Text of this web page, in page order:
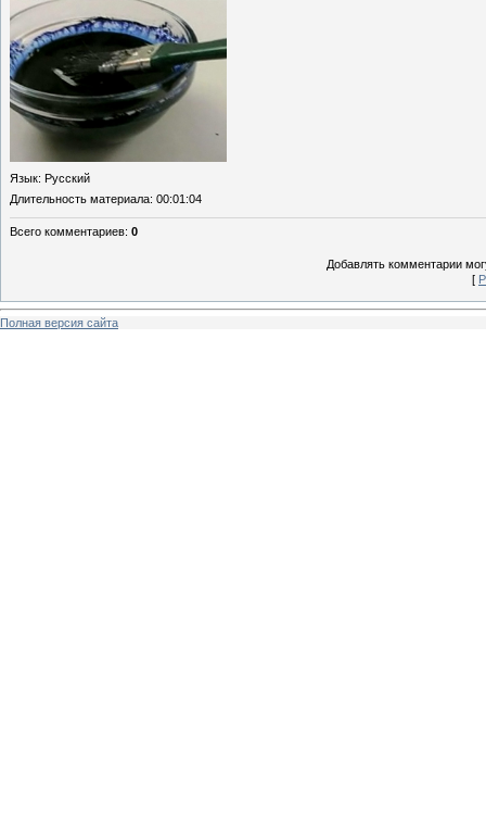
Язык: Русский
Длительность материала: 00:01:04
Всего комментариев: 0
Добавлять комментарии
[
Полная версия сайта